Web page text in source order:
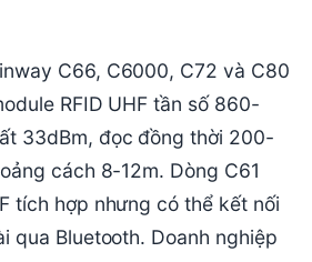
C66, C6000, C72 và C80
RFID UHF tần số 860-
33dBm, đọc đồng thời 200-
cách 8-12m. Dòng C61
tích hợp nhưng có thể kết nối
qua Bluetooth. Doanh nghiệp